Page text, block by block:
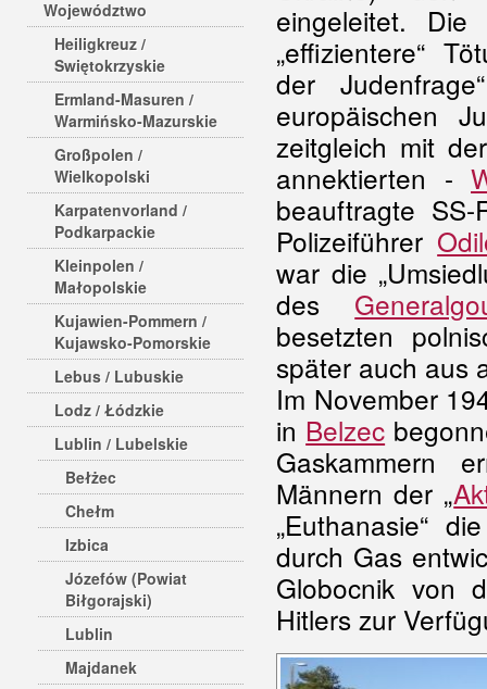
Województwo
Heiligkreuz /
Swiętokrzyskie
Ermland-Masuren /
Warmińsko-Mazurskie
Großpolen /
Wielkopolski
Karpatenvorland /
Podkarpackie
Kleinpolen /
Małopolskie
Kujawien-Pommern /
Kujawsko-Pomorskie
Lebus / Lubuskie
Lodz / Łódzkie
Lublin / Lubelskie
Bełżec
Chełm
Izbica
Józefów (Powiat
Biłgorajski)
Lublin
Majdanek
eingeleitet.
„effizientere“
der
europäischen
zeitgleich mit
annektierten -
beauftragte
Polizeiführer
war die
des
besetzten
später auch aus
Im November
in Belzec
Gaskammern
Männern der „
„Euthanasie“
durch Gas
Globocnik von
Hitlers zur